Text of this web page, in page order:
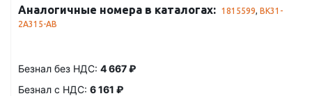
Аналогичные номера в каталогах: 1815599, BK31-
2A315-AB
Безнал без НДС: 4 667 ₽
Безнал с НДС: 6 161 ₽